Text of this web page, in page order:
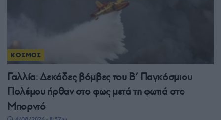
ΚΟΣΜΟΣ
Γαλλία: Δεκάδες βόμβες του Β’ Παγκόσμιου
Πολέμου ήρθαν στο φως μετά τη φωτιά στο
Μπορντό